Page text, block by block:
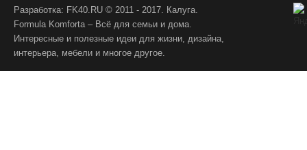
Разработка: FK40.RU © 2011 - 2017. Калуга.
Formula Komforta – Всё для семьи и дома.
Интересные и полезные идеи для жизни, дизайна,
интерьера, мебели и многое другое.